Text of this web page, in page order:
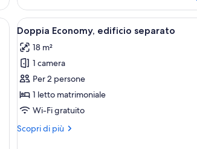
Junior,
vista
montagna
elevato | Biancheria da letto ipoallergenica, copriletto
Apri
tutte
le
foto
per
Doppia
Economy,
separato
Doppia
7
Doppia Economy, edificio separato
18 m²
1 camera
Per 2 persone
1 letto matrimoniale
Wi-Fi gratuito
Scopri di più
Altri